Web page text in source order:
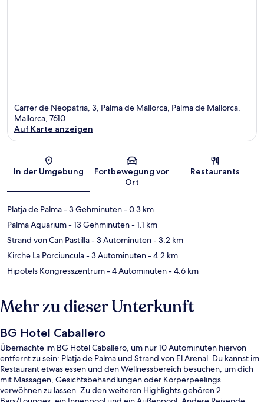
Carrer de Neopatria, 3, Palma de Mallorca, Palma de Mallorca,
Mallorca, 7610
Auf Karte anzeigen
In der Umgebung
Fortbewegung vor
Ort
Restaurants
Platja de Palma- 3 Gehminuten- 0.3 km
Palma Aquarium- 13 Gehminuten- 1.1 km
Strand von Can Pastilla- 3 Autominuten- 3.2 km
Kirche La Porciuncula- 3 Autominuten- 4.2 km
Hipotels Kongresszentrum- 4 Autominuten- 4.6 km
Mehr zu dieser Unterkunft
BG Hotel Caballero
Übernachte im BG Hotel Caballero, um nur 10 Autominuten hiervon
entfernt zu sein: Platja de Palma und Strand von El Arenal. Du kannst im
Restaurant etwas essen und den Wellnessbereich besuchen, um dich
mit Massagen, Gesichtsbehandlungen oder Körperpeelings
verwöhnen zu lassen. Zu den weiteren Highlights gehören 2